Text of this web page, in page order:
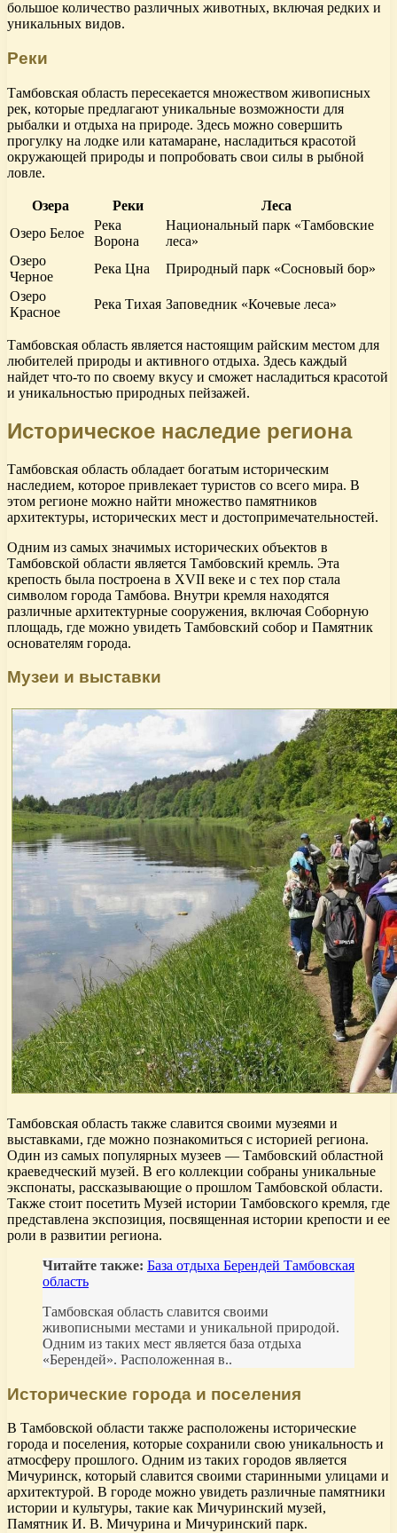
большое количество различных животных, включая редких и
уникальных видов.
Реки
Тамбовская область пересекается множеством живописных
рек, которые предлагают уникальные возможности для
рыбалки и отдыха на природе. Здесь можно совершить
прогулку на лодке или катамаране, насладиться красотой
окружающей природы и попробовать свои силы в рыбной
ловле.
Озера Реки
Леса
Озеро Белое
Река
Ворона
Национальный парк «Тамбовские
леса»
Озеро
Черное
Река Цна
Природный парк «Сосновый бор»
Озеро
Красное
Река Тихая Заповедник «Кочевые леса»
Тамбовская область является настоящим райским местом для
любителей природы и активного отдыха. Здесь каждый
найдет что-то по своему вкусу и сможет насладиться красотой
и уникальностью природных пейзажей.
Историческое наследие региона
Тамбовская область обладает богатым историческим
наследием, которое привлекает туристов со всего мира. В
этом регионе можно найти множество памятников
архитектуры, исторических мест и достопримечательностей.
Одним из самых значимых исторических объектов в
Тамбовской области является Тамбовский кремль. Эта
крепость была построена в XVII веке и с тех пор стала
символом города Тамбова. Внутри кремля находятся
различные архитектурные сооружения, включая Соборную
площадь, где можно увидеть Тамбовский собор и Памятник
основателям города.
Музеи и выставки
Тамбовская область также славится своими музеями и
выставками, где можно познакомиться с историей региона.
Один из самых популярных музеев — Тамбовский областной
краеведческий музей. В его коллекции собраны уникальные
экспонаты, рассказывающие о прошлом Тамбовской области.
Также стоит посетить Музей истории Тамбовского кремля, где
представлена экспозиция, посвященная истории крепости и ее
роли в развитии региона.
Читайте также: База отдыха Берендей Тамбовская
область
Тамбовская область славится своими
живописными местами и уникальной природой.
Одним из таких мест является база отдыха
«Берендей». Расположенная в..
Исторические города и поселения
В Тамбовской области также расположены исторические
города и поселения, которые сохранили свою уникальность и
атмосферу прошлого. Одним из таких городов является
Мичуринск, который славится своими старинными улицами и
архитектурой. В городе можно увидеть различные памятники
истории и культуры, такие как Мичуринский музей,
Памятник И. В. Мичурина и Мичуринский парк.